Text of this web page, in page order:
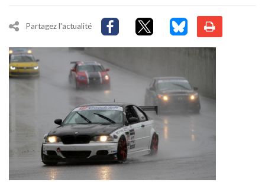
Partagez l'actualité